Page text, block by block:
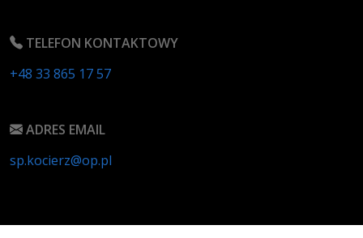
TELEFON KONTAKTOWY
+48 33 865 17 57
ADRES EMAIL
sp.kocierz@op.pl